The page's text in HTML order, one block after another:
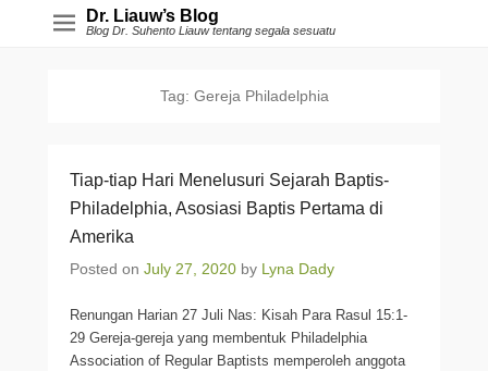
Dr. Liauw’s Blog
Blog Dr. Suhento Liauw tentang segala sesuatu
Tag: Gereja Philadelphia
Tiap-tiap Hari Menelusuri Sejarah Baptis-
Philadelphia, Asosiasi Baptis Pertama di
Amerika
Posted on July 27, 2020 by Lyna Dady
Renungan Harian 27 Juli Nas: Kisah Para Rasul 15:1-
29 Gereja-gereja yang membentuk Philadelphia
Association of Regular Baptists memperoleh anggota